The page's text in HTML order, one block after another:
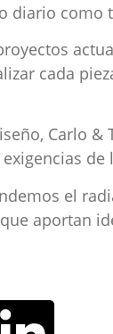
diario como
cada
Carlo
el
aportan